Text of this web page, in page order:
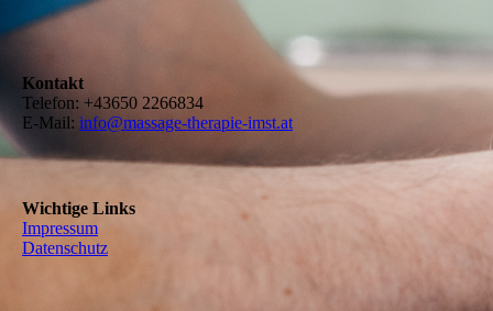
Kontakt
Telefon: +43650 2266834
E-Mail: info@massage-therapie-imst.at
Wichtige Links
Impressum
Datenschutz